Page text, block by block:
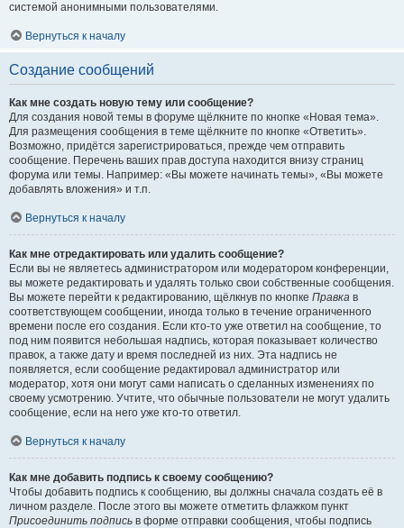
системой анонимными пользователями.
Вернуться к началу
Создание сообщений
Как мне создать новую тему или сообщение?
Для создания новой темы в форуме щёлкните по кнопке «Новая тема».
Для размещения сообщения в теме щёлкните по кнопке «Ответить».
Возможно, придётся зарегистрироваться, прежде чем отправить
сообщение. Перечень ваших прав доступа находится внизу страниц
форума или темы. Например: «Вы можете начинать темы», «Вы можете
добавлять вложения» и т.п.
Вернуться к началу
Как мне отредактировать или удалить сообщение?
Если вы не являетесь администратором или модератором конференции,
вы можете редактировать и удалять только свои собственные сообщения.
Вы можете перейти к редактированию, щёлкнув по кнопке Правка в
соответствующем сообщении, иногда только в течение ограниченного
времени после его создания. Если кто-то уже ответил на сообщение, то
под ним появится небольшая надпись, которая показывает количество
правок, а также дату и время последней из них. Эта надпись не
появляется, если сообщение редактировал администратор или
модератор, хотя они могут сами написать о сделанных изменениях по
своему усмотрению. Учтите, что обычные пользователи не могут удалить
сообщение, если на него уже кто-то ответил.
Вернуться к началу
Как мне добавить подпись к своему сообщению?
Чтобы добавить подпись к сообщению, вы должны сначала создать её в
личном разделе. После этого вы можете отметить флажком пункт
Присоединить подпись в форме отправки сообщения, чтобы подпись